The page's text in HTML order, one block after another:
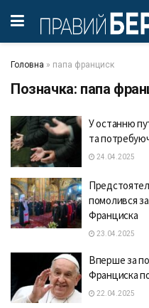
Головна » папа франциск
Позначка: папа
У останню
та
24.04.2025
помолився
Франциска
23.04.2025
Вперше за
Франциска
22.04.2025